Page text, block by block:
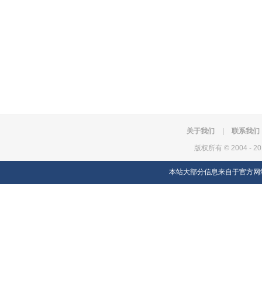
关于我们 联系我们
版权所有 © 2004 -
本站大部分信息来自于官方